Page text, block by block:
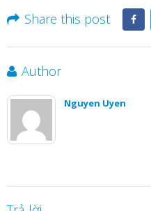
Share this post
Author
Nguyen Uyen